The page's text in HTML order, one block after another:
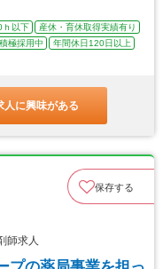
ｈ以下
産休・育休取得実績有り
積極採用中
年間休日120日以上
人に興味がある
保存する
師求人